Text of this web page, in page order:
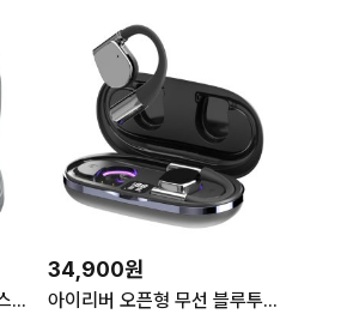
원모어 스포츠 무선 블루투스 이어폰 S50 11시간 IPX7 방수 화이트 실버
34,900원
아이리버 오픈형 무선 블루투스 6.0 귀걸이형 이어폰 C타입 러닝 아이폰 호환 IB-IX7